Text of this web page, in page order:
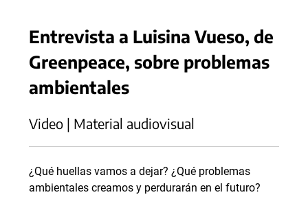
Entrevista a Luisina Vueso, de
Greenpeace, sobre problemas
ambientales
Video | Material audiovisual
¿Qué huellas vamos a dejar? ¿Qué problemas
ambientales creamos y perdurarán en el futuro?